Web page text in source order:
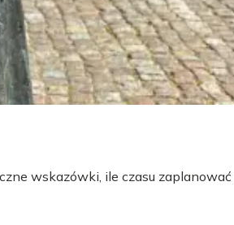
wskazówki, ile czasu zaplanować